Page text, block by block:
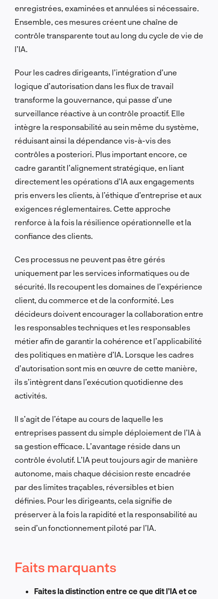
enregistrées, examinées et annulées si nécessaire.
Ensemble, ces mesures créent une chaîne de
contrôle transparente tout au long du cycle de vie de
l’IA.
Pour les cadres dirigeants, l’intégration d’une
logique d’autorisation dans les flux de travail
transforme la gouvernance, qui passe d’une
surveillance réactive à un contrôle proactif. Elle
intègre la responsabilité au sein même du système,
réduisant ainsi la dépendance vis-à-vis des
contrôles a posteriori. Plus important encore, ce
cadre garantit l’alignement stratégique, en liant
directement les opérations d’IA aux engagements
pris envers les clients, à l’éthique d’entreprise et aux
exigences réglementaires. Cette approche
renforce à la fois la résilience opérationnelle et la
confiance des clients.
Ces processus ne peuvent pas être gérés
uniquement par les services informatiques ou de
sécurité. Ils recoupent les domaines de l’expérience
client, du commerce et de la conformité. Les
décideurs doivent encourager la collaboration entre
les responsables techniques et les responsables
métier afin de garantir la cohérence et l’applicabilité
des politiques en matière d’IA. Lorsque les cadres
d’autorisation sont mis en œuvre de cette manière,
ils s’intègrent dans l’exécution quotidienne des
activités.
Il s’agit de l’étape au cours de laquelle les
entreprises passent du simple déploiement de l’IA à
sa gestion efficace. L’avantage réside dans un
contrôle évolutif. L’IA peut toujours agir de manière
autonome, mais chaque décision reste encadrée
par des limites traçables, réversibles et bien
définies. Pour les dirigeants, cela signifie de
préserver à la fois la rapidité et la responsabilité au
sein d’un fonctionnement piloté par l’IA.
Faits marquants
Faites la distinction entre ce que dit l’IA et ce